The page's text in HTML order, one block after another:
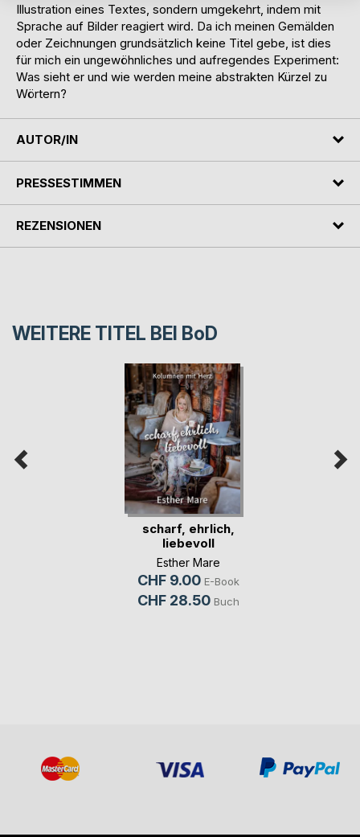
Illustration eines Textes, sondern umgekehrt, indem mit
Sprache auf Bilder reagiert wird. Da ich meinen Gemälden
oder Zeichnungen grund­sätzlich keine Titel gebe, ist dies
für mich ein ungewöhnliches und aufregendes Experiment:
Was sieht er und wie werden meine abstrakten Kürzel zu
Wörtern?
AUTOR/IN
PRESSESTIMMEN
REZENSIONEN
WEITERE TITEL BEI BoD
scharf, ehrlich,
liebevoll
Esther Mare
CHF 9.00 E-Book
CHF 28.50 Buch